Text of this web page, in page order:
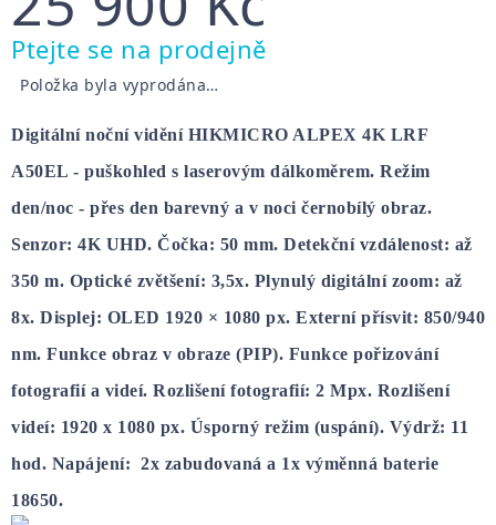
Měrná
cena:
Ptejte se na prodejně
Položka byla vyprodána…
Digitální noční vidění HIKMICRO ALPEX 4K LRF
A50EL - puškohled s laserovým dálkoměrem. Režim
den/noc - přes den barevný a v noci černobílý obraz.
Senzor: 4K UHD. Čočka: 50 mm. Detekční vzdálenost: až
350 m. Optické zvětšení: 3,5x. Plynulý digitální zoom: až
8x. Displej: OLED 1920 × 1080 px. Externí přísvit: 850/940
nm. Funkce obraz v obraze (PIP). Funkce pořizování
fotografií a videí. Rozlišení fotografií: 2 Mpx. Rozlišení
videí: 1920 x 1080 px. Úsporný režim (uspání). Výdrž: 11
hod. Napájení: 2x zabudovaná a 1x výměnná baterie
18650.